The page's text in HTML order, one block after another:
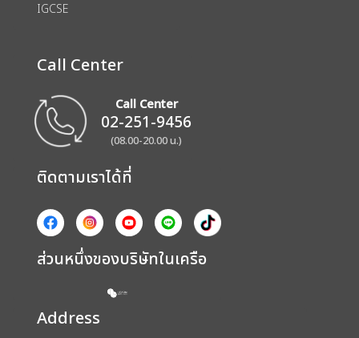
IGCSE
Call Center
Call Center
02-251-9456
(08.00-20.00 น.)
ติดตามเราได้ที่
ส่วนหนึ่งของบริษัทในเครือ
Address